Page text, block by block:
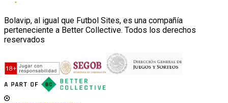
Bolavip, al igual que Futbol Sites, es una compañía
perteneciente a Better Collective. Todos los derechos
reservados